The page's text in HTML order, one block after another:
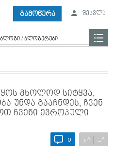
გამოწერა შესვლა
ბლოგი / ბლოგერები
მხოლოდ სიტყვა,
უნდა გააჩნდეს, ჩვენ
ჩვენი ევროპული
0 +A −A